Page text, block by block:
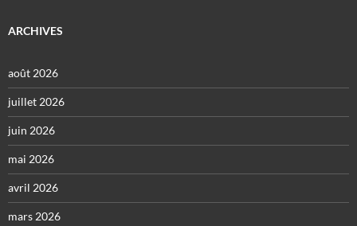
ARCHIVES
août 2026
juillet 2026
juin 2026
mai 2026
avril 2026
mars 2026